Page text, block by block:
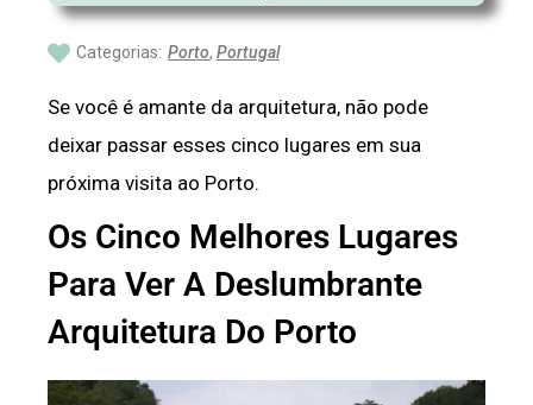
Categorias: Porto, Portugal
Se você é amante da arquitetura, não pode
deixar passar esses cinco lugares em sua
próxima visita ao Porto.
Os Cinco Melhores Lugares
Para Ver A Deslumbrante
Arquitetura Do Porto